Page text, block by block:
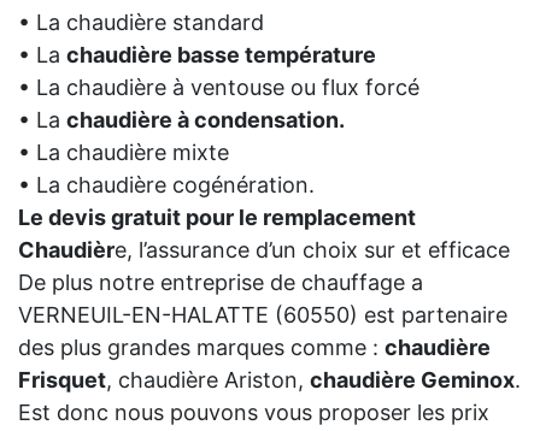
• La chaudière standard
• La chaudière basse température
• La chaudière à ventouse ou flux forcé
• La chaudière à condensation.
• La chaudière mixte
• La chaudière cogénération.
Le devis gratuit pour le remplacement
Chaudière, l’assurance d’un choix sur et efficace
De plus notre entreprise de chauffage a
VERNEUIL-EN-HALATTE (60550) est partenaire
des plus grandes marques comme : chaudière
Frisquet, chaudière Ariston, chaudière Geminox.
Est donc nous pouvons vous proposer les prix